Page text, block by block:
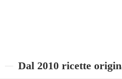
Dal 2010 ricette